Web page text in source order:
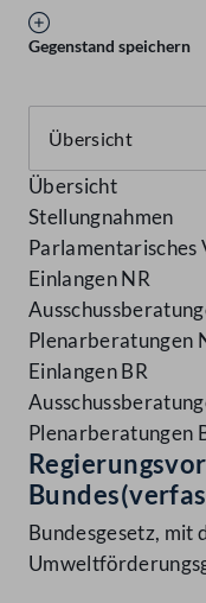
Gegenstand speichern
Übersicht
Stellungnahmen
Parlamentarisches
Einlangen NR
Plenarberatungen
Einlangen BR
Plenarberatungen
Bundesgesetz, mit